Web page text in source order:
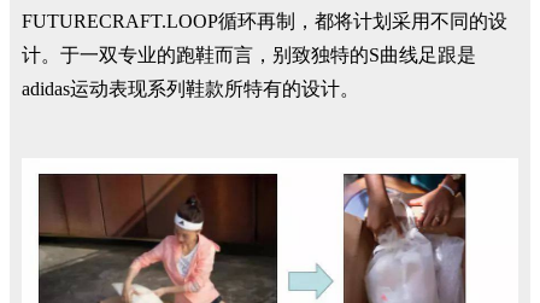
FUTURECRAFT.LOOP循环再制，都将计划采用不同的设
计。于一双专业的跑鞋而言，别致独特的S曲线足跟是
adidas运动表现系列鞋款所特有的设计。